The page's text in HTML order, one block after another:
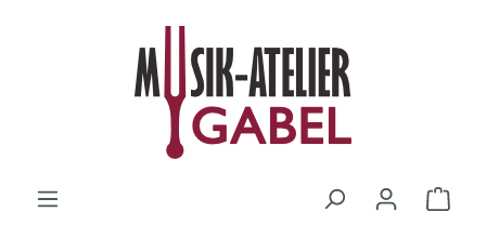
Zum Hauptinhalt springen